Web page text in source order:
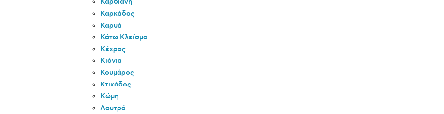
Καρδιανή
Καρκάδος
Καρυά
Κάτω Κλείσμα
Κέχρος
Κιόνια
Κουμάρος
Κτικάδος
Κώμη
Λουτρά